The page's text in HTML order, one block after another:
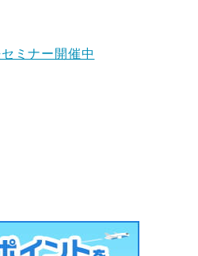
ミナー開催中